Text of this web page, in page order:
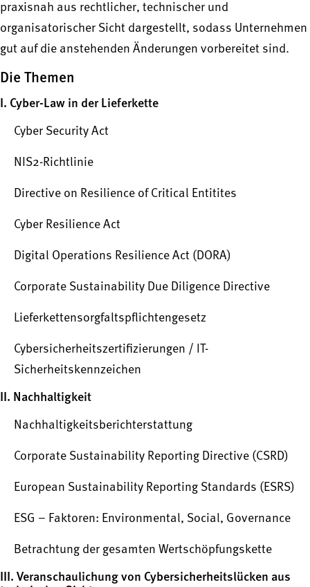
praxisnah aus rechtlicher, technischer und
organisatorischer Sicht dargestellt, sodass Unternehmen
gut auf die anstehenden Änderungen vorbereitet sind.
Die Themen
I. Cyber-Law in der Lieferkette
Cyber Security Act
NIS2-Richtlinie
Directive on Resilience of Critical Entitites
Cyber Resilience Act
Digital Operations Resilience Act (DORA)
Corporate Sustainability Due Diligence Directive
Lieferkettensorgfaltspflichtengesetz
Cybersicherheitszertifizierungen / IT-
Sicherheitskennzeichen
II. Nachhaltigkeit
Nachhaltigkeitsberichterstattung
Corporate Sustainability Reporting Directive (CSRD)
European Sustainability Reporting Standards (ESRS)
ESG – Faktoren: Environmental, Social, Governance
Betrachtung der gesamten Wertschöpfungskette
III. Veranschaulichung von Cybersicherheitslücken aus